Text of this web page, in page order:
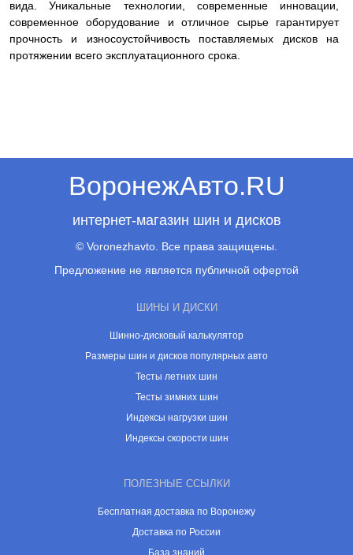
вида. Уникальные технологии, современные инновации,
современное оборудование и отличное сырье гарантирует
прочность и износоустойчивость поставляемых дисков на
протяжении всего эксплуатационного срока.
ВоронежАвто.RU
интернет-магазин шин и дисков
© Voronezhavto. Все права защищены.
Предложение не является публичной офертой
ШИНЫ И ДИСКИ
Шинно-дисковый калькулятор
Размеры шин и дисков популярных авто
Тесты летних шин
Тесты зимних шин
Индексы нагрузки шин
Индексы скорости шин
ПОЛЕЗНЫЕ ССЫЛКИ
Бесплатная доставка по Воронежу
Доставка по России
База знаний